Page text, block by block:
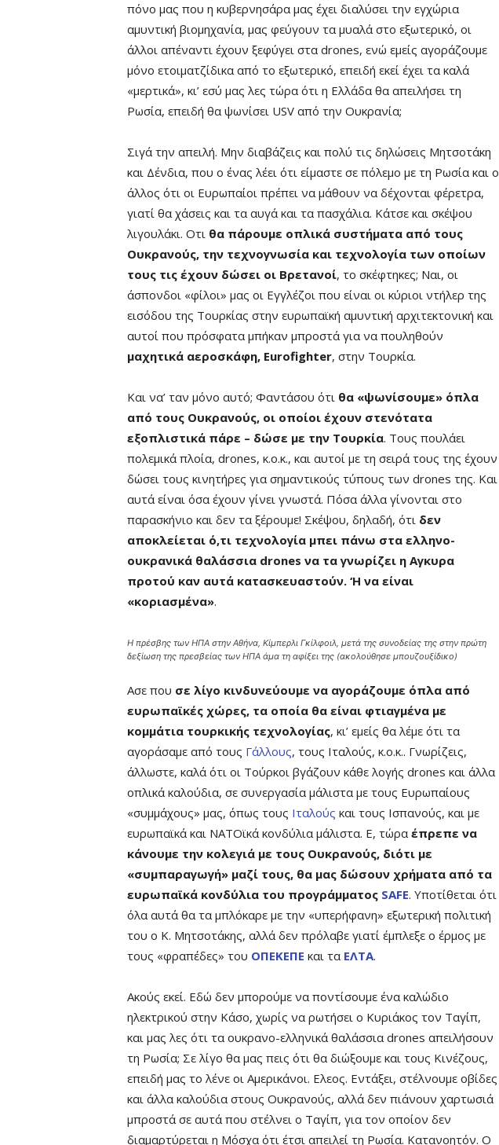
πόνο μας που η κυβερνησάρα μας έχει διαλύσει την εγχώρια
αμυντική βιομηχανία, μας φεύγουν τα μυαλά στο εξωτερικό, οι
άλλοι απέναντι έχουν ξεφύγει στα drones, ενώ εμείς αγοράζουμε
μόνο ετοιματζίδικα από το εξωτερικό, επειδή εκεί έχει τα καλά
«μερτικά», κι’ εσύ μας λες τώρα ότι η Ελλάδα θα απειλήσει τη
Ρωσία, επειδή θα ψωνίσει USV από την Ουκρανία;
Σιγά την απειλή. Μην διαβάζεις και πολύ τις δηλώσεις Μητσοτάκη
και Δένδια, που ο ένας λέει ότι είμαστε σε πόλεμο με τη Ρωσία και ο
άλλος ότι οι Ευρωπαίοι πρέπει να μάθουν να δέχονται φέρετρα,
γιατί θα χάσεις και τα αυγά και τα πασχάλια. Κάτσε και σκέψου
λιγουλάκι. Οτι θα πάρουμε οπλικά συστήματα από τους
Ουκρανούς, την τεχνογνωσία και τεχνολογία των οποίων
τους τις έχουν δώσει οι Βρετανοί, το σκέφτηκες; Ναι, οι
άσπονδοι «φίλοι» μας οι Εγγλέζοι που είναι οι κύριοι ντήλερ της
εισόδου της Τουρκίας στην ευρωπαϊκή αμυντική αρχιτεκτονική και
αυτοί που πρόσφατα μπήκαν μπροστά για να πουληθούν
μαχητικά αεροσκάφη, Eurofighter, στην Τουρκία.
Και να’ ταν μόνο αυτό; Φαντάσου ότι θα «ψωνίσουμε» όπλα
από τους Ουκρανούς, οι οποίοι έχουν στενότατα
εξοπλιστικά πάρε – δώσε με την Τουρκία. Τους πουλάει
πολεμικά πλοία, drones, κ.ο.κ., και αυτοί με τη σειρά τους της έχουν
δώσει τους κινητήρες για σημαντικούς τύπους των drones της. Και
αυτά είναι όσα έχουν γίνει γνωστά. Πόσα άλλα γίνονται στο
παρασκήνιο και δεν τα ξέρουμε! Σκέψου, δηλαδή, ότι δεν
αποκλείεται ό,τι τεχνολογία μπει πάνω στα ελληνο-
ουκρανικά θαλάσσια drones να τα γνωρίζει η Αγκυρα
προτού καν αυτά κατασκευαστούν. ‘Η να είναι
«κοριασμένα».
Η πρέσβης των ΗΠΑ στην Αθήνα, Κίμπερλι Γκίλφοιλ, μετά της συνοδείας της στην πρώτη
δεξίωση της πρεσβείας των ΗΠΑ άμα τη αφίξει της (ακολούθησε μπουζουξίδικο)
Ασε που σε λίγο κινδυνεύουμε να αγοράζουμε όπλα από
ευρωπαϊκές χώρες, τα οποία θα είναι φτιαγμένα με
κομμάτια τουρκικής τεχνολογίας, κι’ εμείς θα λέμε ότι τα
αγοράσαμε από τους Γάλλους, τους Ιταλούς, κ.ο.κ.. Γνωρίζεις,
άλλωστε, καλά ότι οι Τούρκοι βγάζουν κάθε λογής drones και άλλα
οπλικά καλούδια, σε συνεργασία μάλιστα με τους Ευρωπαίους
«συμμάχους» μας, όπως τους Ιταλούς και τους Ισπανούς, και με
ευρωπαϊκά και ΝΑΤΟϊκά κονδύλια μάλιστα. Ε, τώραέπρεπε να
κάνουμε την κολεγιά με τους Ουκρανούς, διότι με
«συμπαραγωγή» μαζί τους, θα μας δώσουν χρήματα από τα
ευρωπαϊκά κονδύλια του προγράμματος SAFE. Υποτίθεται ότι
όλα αυτά θα τα μπλόκαρε με την «υπερήφανη» εξωτερική πολιτική
του ο Κ. Μητσοτάκης, αλλά δεν πρόλαβε γιατί έμπλεξε ο έρμος με
τους «φραπέδες» του ΟΠΕΚΕΠΕ και τα ΕΛΤΑ.
Ακούς εκεί. Εδώ δεν μπορούμε να ποντίσουμε ένα καλώδιο
ηλεκτρικού στην Κάσο, χωρίς να ρωτήσει ο Κυριάκος τον Ταγίπ,
και μας λες ότι τα ουκρανο-ελληνικά θαλάσσια drones απειλήσουν
τη Ρωσία; Σε λίγο θα μας πεις ότι θα διώξουμε και τους Κινέζους,
επειδή μας το λένε οι Αμερικάνοι. Ελεος. Εντάξει, στέλνουμε οβίδες
και άλλα καλούδια στους Ουκρανούς, αλλά δεν πιάνουν χαρτωσιά
μπροστά σε αυτά που στέλνει ο Ταγίπ, για τον οποίον δεν
διαμαρτύρεται η Μόσχα ότι έτσι απειλεί τη Ρωσία. Κατανοητόν. Ο